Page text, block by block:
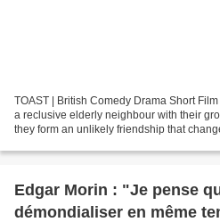
TOAST | British Comedy Drama Short
a reclusive elderly neighbour with their
they form an unlikely friendship that
Edgar Morin : "Je pense
démondialiser en même